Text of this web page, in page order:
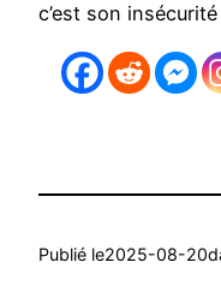
c’est son
Publié le2025-08-20